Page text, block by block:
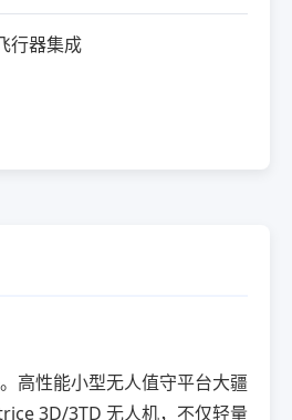
行器集成
高性能小型无人值守平台大疆
3D/3TD 无人机，不仅轻量